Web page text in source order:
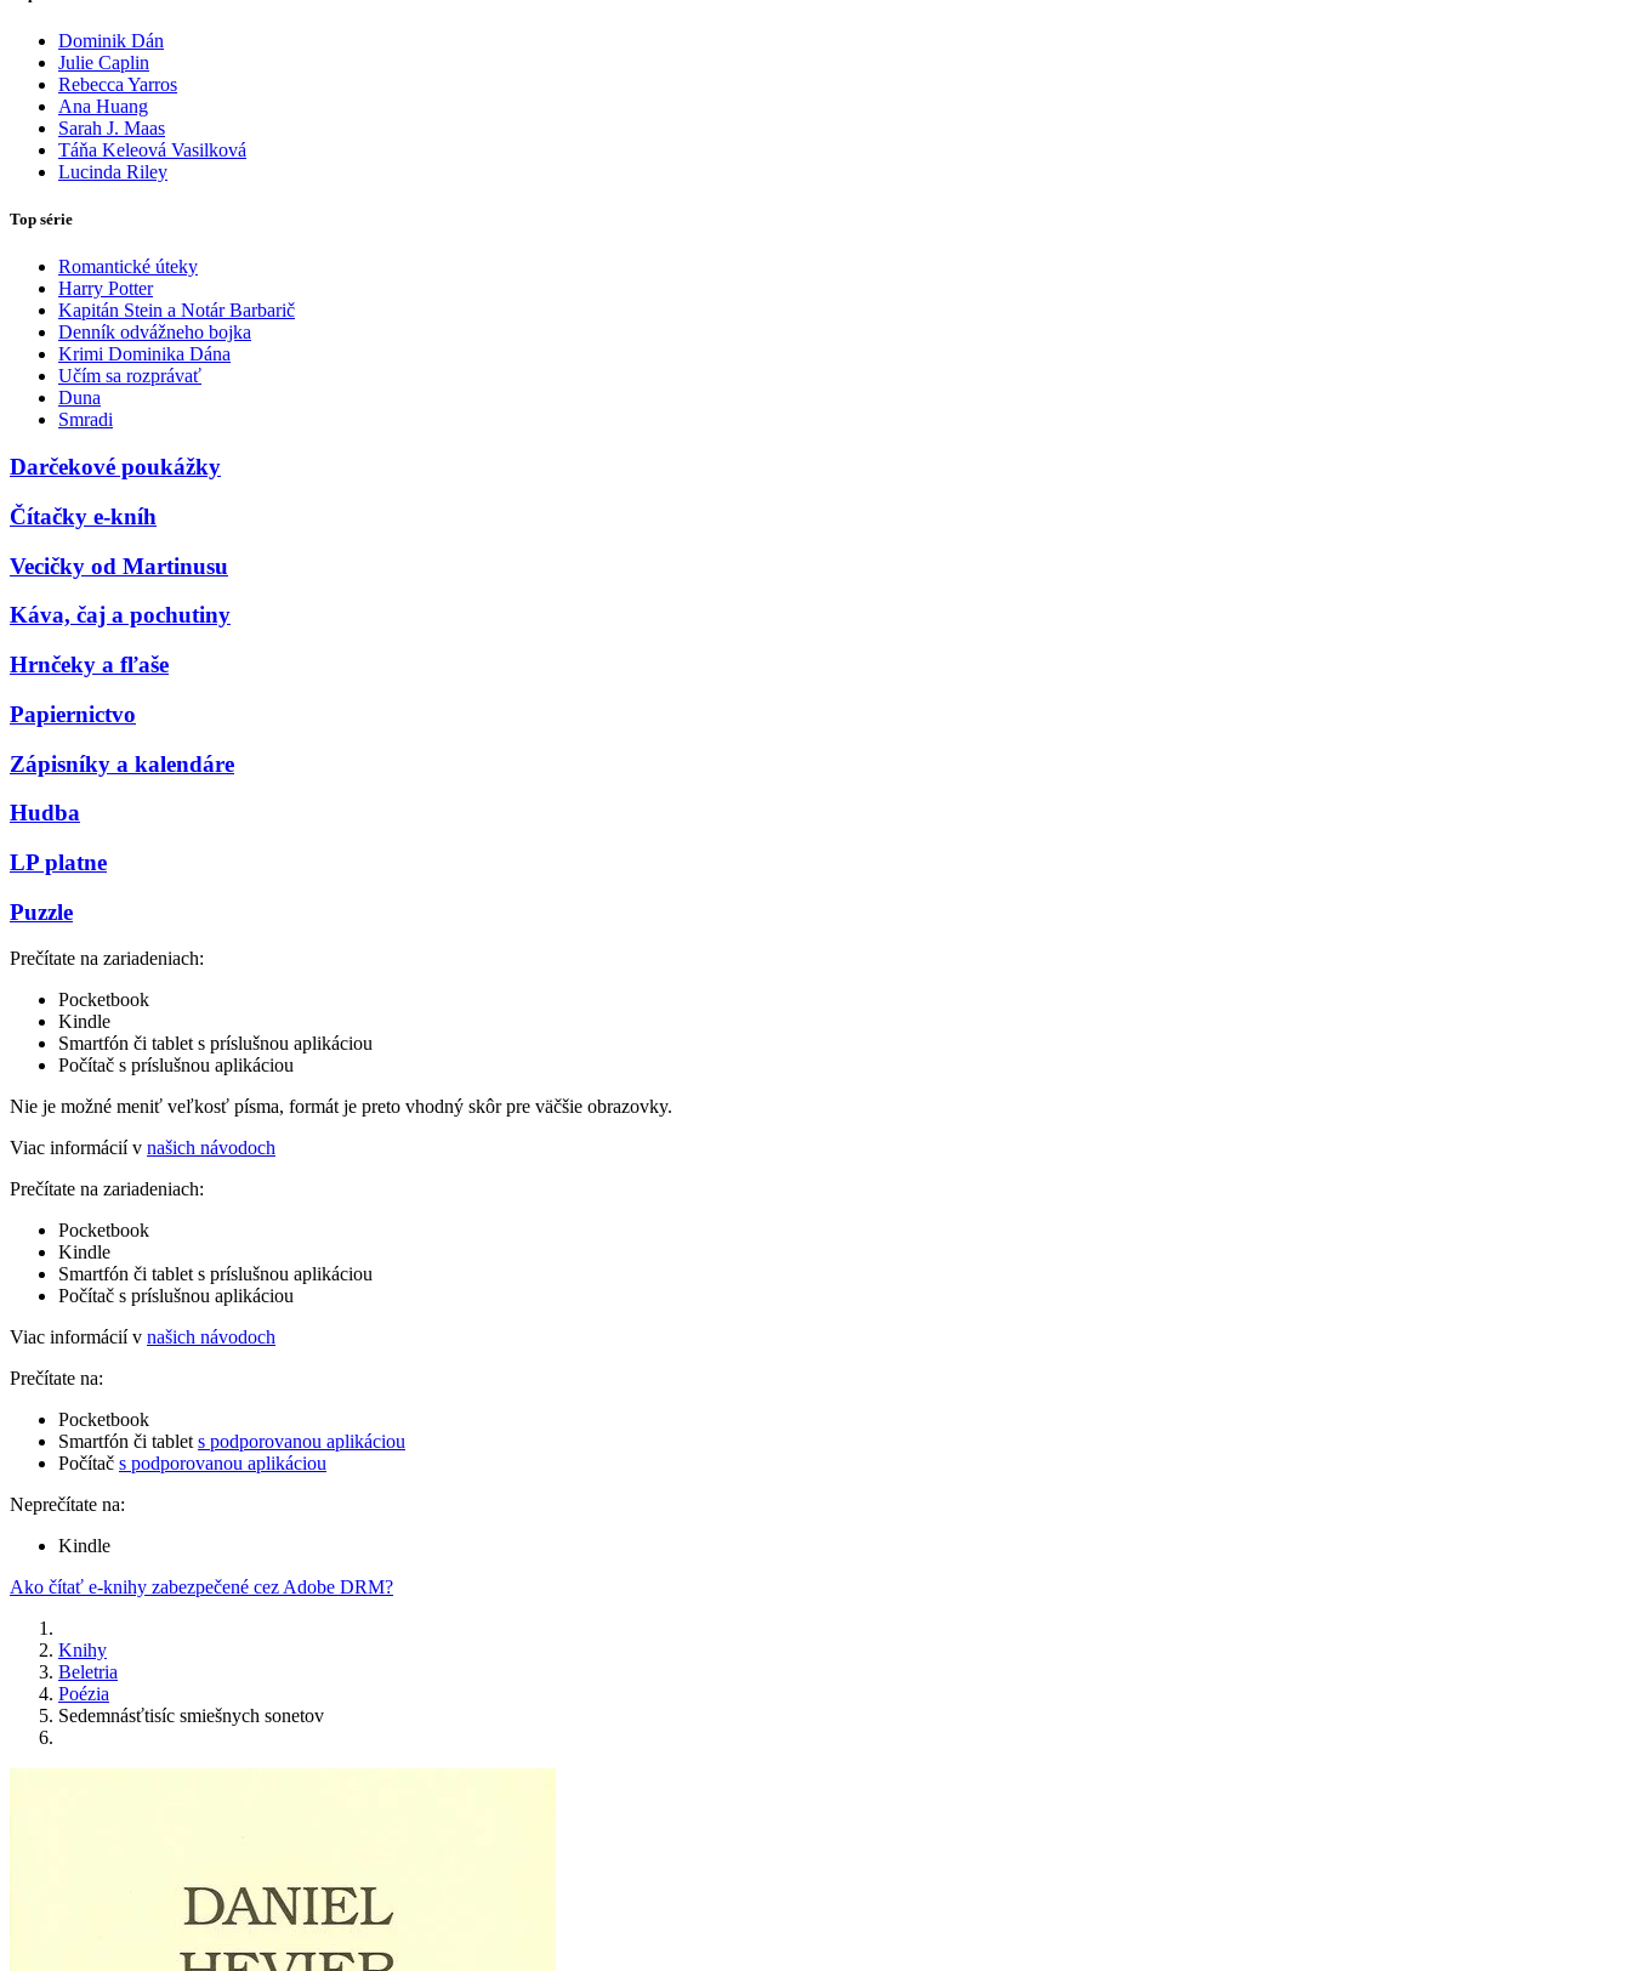
Dominik Dán
Julie Caplin
Rebecca Yarros
Ana Huang
Sarah J. Maas
Táňa Keleová Vasilková
Lucinda Riley
Top série
Romantické úteky
Harry Potter
Kapitán Stein a Notár Barbarič
Denník odvážneho bojka
Krimi Dominika Dána
Učím sa rozprávať
Duna
Smradi
Darčekové poukážky
Čítačky e-kníh
Vecičky od Martinusu
Káva, čaj a pochutiny
Hrnčeky a fľaše
Papiernictvo
Zápisníky a kalendáre
Hudba
LP platne
Puzzle
Prečítate na zariadeniach:
Pocketbook
Kindle
Smartfón či tablet s príslušnou aplikáciou
Počítač s príslušnou aplikáciou
Nie je možné meniť veľkosť písma, formát je preto vhodný skôr pre väčšie obrazovky.
Viac informácií v našich návodoch
Prečítate na zariadeniach:
Pocketbook
Kindle
Smartfón či tablet s príslušnou aplikáciou
Počítač s príslušnou aplikáciou
Viac informácií v našich návodoch
Prečítate na:
Pocketbook
Smartfón či tablet s podporovanou aplikáciou
Počítač s podporovanou aplikáciou
Neprečítate na:
Kindle
Ako čítať e-knihy zabezpečené cez Adobe DRM?
Knihy
Beletria
Poézia
Sedemnásťtisíc smiešnych sonetov